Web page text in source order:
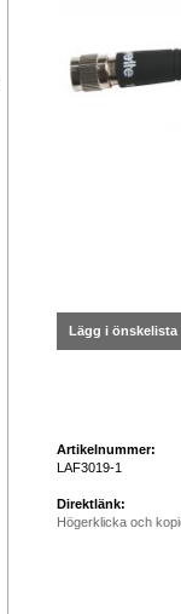
Lägg i önskelista
Artikelnummer:
LAF3019-1
Direktlänk:
Högerklicka och